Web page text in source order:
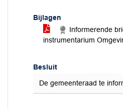
Bijlagen
Informerende
instrumentarium
Besluit
De gemeenteraad te